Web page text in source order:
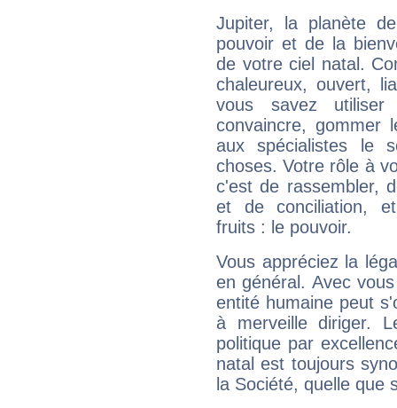
Jupiter, la planète
pouvoir et de la
de votre ciel natal.
chaleureux, ouvert,
vous savez
convaincre, gommer
aux spécialistes le
choses. Votre rôle à
c'est de rassembler,
et de conciliation,
fruits : le pouvoir.
Vous appréciez la
en général. Avec
entité humaine peut
à merveille diriger.
politique par
natal est toujours
la Société, quelle que